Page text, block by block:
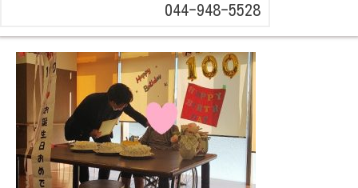
044-948-5528